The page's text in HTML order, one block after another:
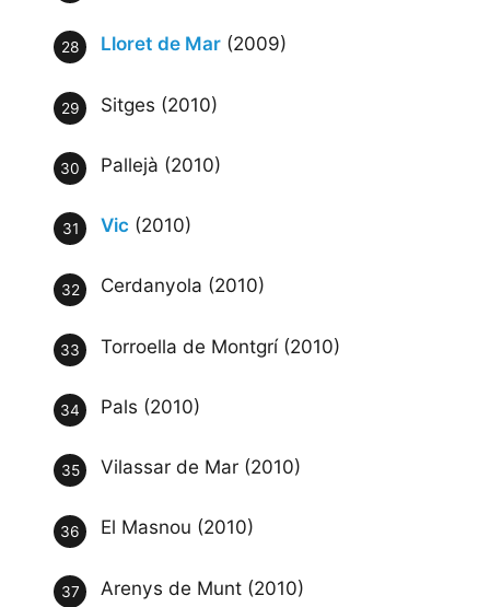
Lloret de Mar (2009)
Sitges (2010)
Pallejà (2010)
Vic (2010)
Cerdanyola (2010)
Torroella de Montgrí (2010)
Pals (2010)
Vilassar de Mar (2010)
El Masnou (2010)
Arenys de Munt (2010)